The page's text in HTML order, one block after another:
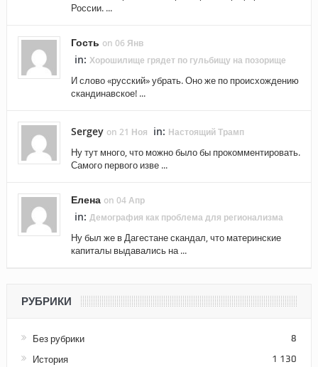
России. ...
Гость on 06 Янв
in: Хорошилище грядет по гульбищу на позорище
И слово «русский» убрать. Оно же по происхождению
скандинавское! ...
Sergey on 21 Ноя in: Настоящий Трамп
Ну тут много, что можно было бы прокомментировать.
Самого первого изве ...
Елена on 04 Апр
in: Демография как проблема для регионализма
Ну был же в Дагестане скандал, что материнские
капиталы выдавались на ...
РУБРИКИ
Без рубрики 8
История 1 130